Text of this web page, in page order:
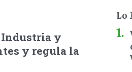
Industria y
y regula la
Lo